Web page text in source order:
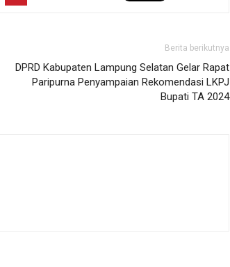
Berita berikutnya
DPRD Kabupaten Lampung Selatan Gelar Rapat
Paripurna Penyampaian Rekomendasi LKPJ
Bupati TA 2024